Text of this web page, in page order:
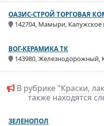
ОАЗИС-СТРОЙ ТОРГОВАЯ
142704, Мамыри,
ВОГ-КЕРАМИКА ТК
143980, Железнодорожный,
В рубрике "Краски,
также находятся
ЗЕЛЕНОПОЛ